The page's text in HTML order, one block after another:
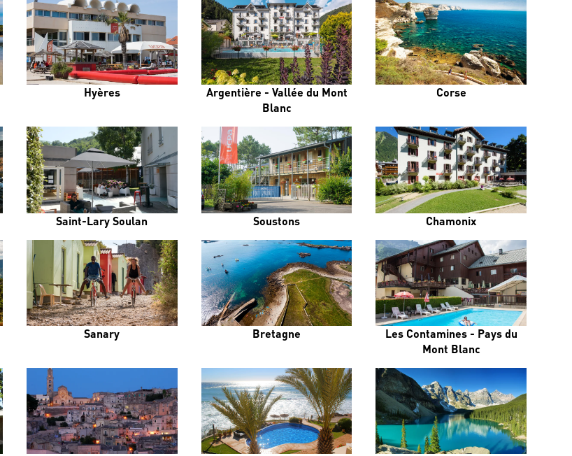
Hyères
Argentière - Vallée du Mont
Blanc
Corse
Saint-Lary Soulan Soustons Chamonix
Sanary Bretagne
Les Contamines - Pays du
Mont Blanc